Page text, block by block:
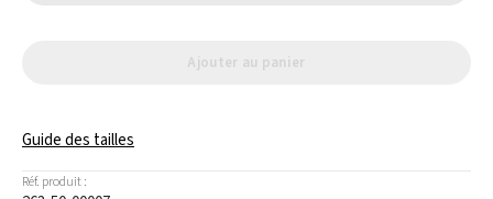
Ajouter au panier
Guide des tailles
Réf. produit :